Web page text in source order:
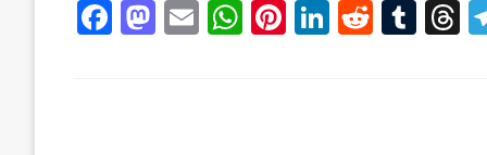
Facebook
Mastodon
EmailWhatsApp
Pinterest
LinkedIn
Reddit